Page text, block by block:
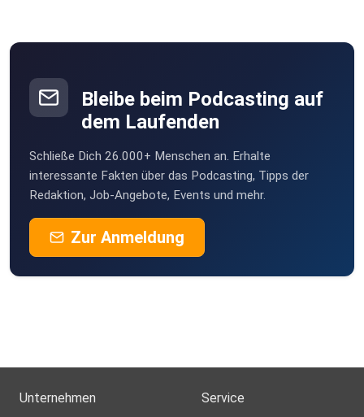
Bleibe beim Podcasting auf
dem Laufenden
Schließe Dich 26.000+ Menschen an. Erhalte
interessante Fakten über das Podcasting, Tipps der
Redaktion, Job-Angebote, Events und mehr.
Zur Anmeldung
Unternehmen Service